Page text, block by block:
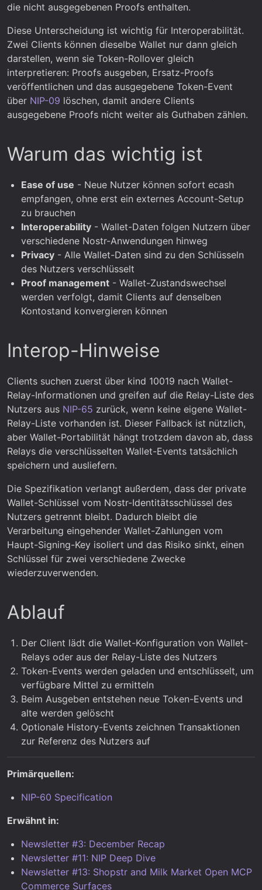
die nicht ausgegebenen Proofs enthalten.
Diese Unterscheidung ist wichtig für Interoperabilität.
Zwei Clients können dieselbe Wallet nur dann gleich
darstellen, wenn sie Token-Rollover gleich
interpretieren: Proofs ausgeben, Ersatz-Proofs
veröffentlichen und das ausgegebene Token-Event
über NIP-09 löschen, damit andere Clients
ausgegebene Proofs nicht weiter als Guthaben zählen.
Warum das wichtig ist
Ease of use - Neue Nutzer können sofort ecash
empfangen, ohne erst ein externes Account-Setup
zu brauchen
Interoperability - Wallet-Daten folgen Nutzern über
verschiedene Nostr-Anwendungen hinweg
Privacy - Alle Wallet-Daten sind zu den Schlüsseln
des Nutzers verschlüsselt
Proof management - Wallet-Zustandswechsel
werden verfolgt, damit Clients auf denselben
Kontostand konvergieren können
Interop-Hinweise
Clients suchen zuerst über kind 10019 nach Wallet-
Relay-Informationen und greifen auf die Relay-Liste des
Nutzers aus NIP-65 zurück, wenn keine eigene Wallet-
Relay-Liste vorhanden ist. Dieser Fallback ist nützlich,
aber Wallet-Portabilität hängt trotzdem davon ab, dass
Relays die verschlüsselten Wallet-Events tatsächlich
speichern und ausliefern.
Die Spezifikation verlangt außerdem, dass der private
Wallet-Schlüssel vom Nostr-Identitätsschlüssel des
Nutzers getrennt bleibt. Dadurch bleibt die
Verarbeitung eingehender Wallet-Zahlungen vom
Haupt-Signing-Key isoliert und das Risiko sinkt, einen
Schlüssel für zwei verschiedene Zwecke
wiederzuverwenden.
Ablauf
Der Client lädt die Wallet-Konfiguration von Wallet-
Relays oder aus der Relay-Liste des Nutzers
Token-Events werden geladen und entschlüsselt, um
verfügbare Mittel zu ermitteln
Beim Ausgeben entstehen neue Token-Events und
alte werden gelöscht
Optionale History-Events zeichnen Transaktionen
zur Referenz des Nutzers auf
Primärquellen:
NIP-60 Specification
Erwähnt in:
Newsletter #3: December Recap
Newsletter #11: NIP Deep Dive
Newsletter #13: Shopstr and Milk Market Open MCP
Commerce Surfaces